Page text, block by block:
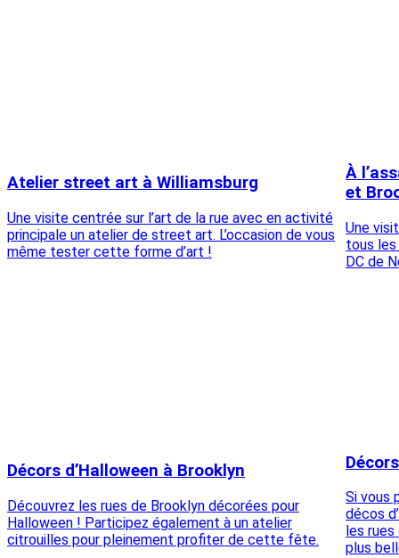
Atelier street art à Williamsburg
Une visite centrée sur l’art de la rue avec en activité
principale un atelier de street art. L’occasion de vous
même tester cette forme d’art !
À
et
Une
tous
DC de
Décors d’Halloween à Brooklyn
Découvrez les rues de Brooklyn décorées pour
Halloween ! Participez également à un atelier
citrouilles pour pleinement profiter de cette fête.
Si vous
décos
les
plus